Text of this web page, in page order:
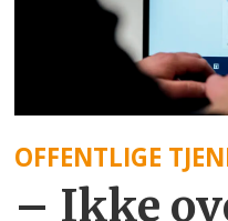
OFFENTLIGE
– Ikke